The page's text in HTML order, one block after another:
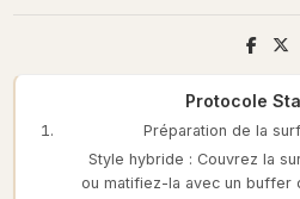
Protocole
Préparation de la
Style hybride : Couvrez la
ou matifiez-la avec un buffer